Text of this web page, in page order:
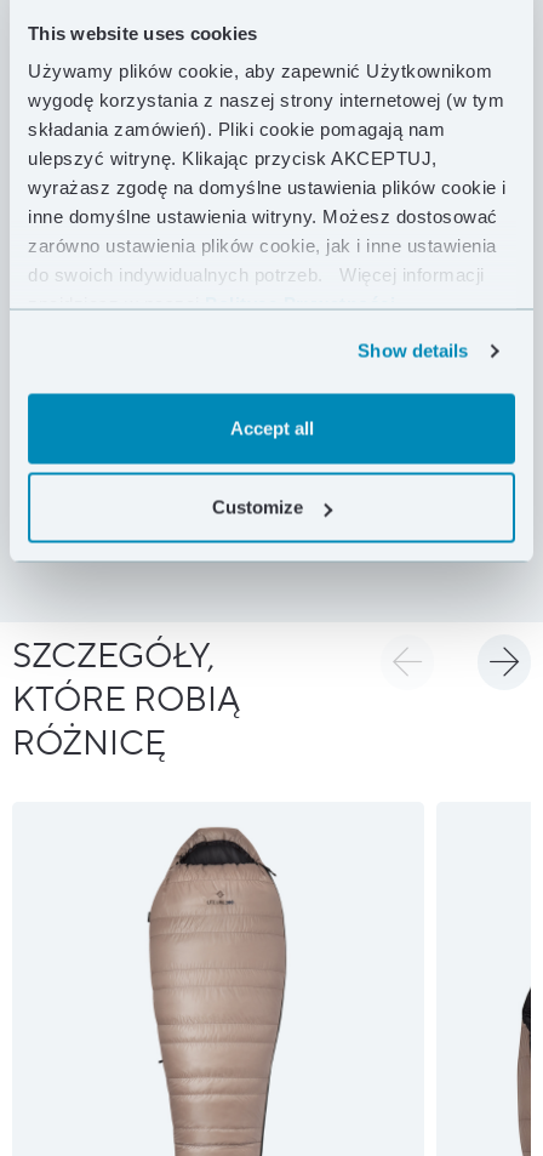
This website uses cookies
Używamy plików cookie, aby zapewnić Użytkownikom
wygodę korzystania z naszej strony internetowej (w tym
składania zamówień). Pliki cookie pomagają nam
ulepszyć witrynę. Klikając przycisk AKCEPTUJ,
wyrażasz zgodę na domyślne ustawienia plików cookie i
inne domyślne ustawienia witryny. Możesz dostosować
zarówno ustawienia plików cookie, jak i inne ustawienia
do swoich indywidualnych potrzeb.
Więcej informacji
znajdziesz w naszejPolityce Prywatności .
Show details
Accept all
Customize
5-milimetrowy zamek YKK na całej długości posiada
specjalny klips na suwaku, dzięki czemu tkanina nie
wcina się przy zamykaniu śpiwora. Zamek może być
otwarty także od strony stóp, co ułatwia wentylację w
gorętsze dni.
Dla tych, którzy poszukują lekkiego śpiwora
wiosenno-letniego, Lite Line 300 będzie strzałem w
dziesiątkę.
DOSTAWA I ZWROTY
SZCZEGÓŁY,
KTÓRE ROBIĄ
RÓŻNICĘ